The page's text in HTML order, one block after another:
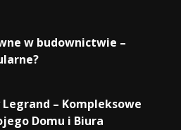
w budownictwie –
– Kompleksowe
Domu i Biura